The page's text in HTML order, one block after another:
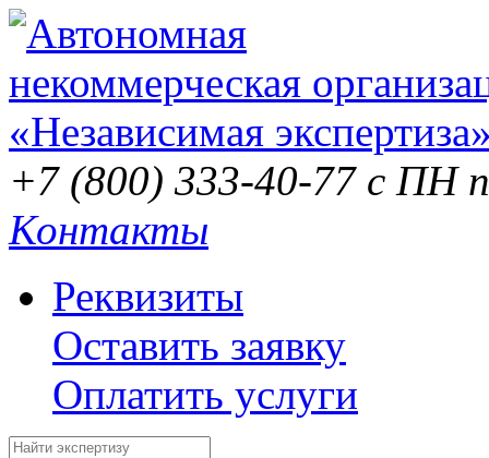
+7 (800) 333-40-77 с ПН
Контакты
Реквизиты
Оставить заявку
Оплатить услуги